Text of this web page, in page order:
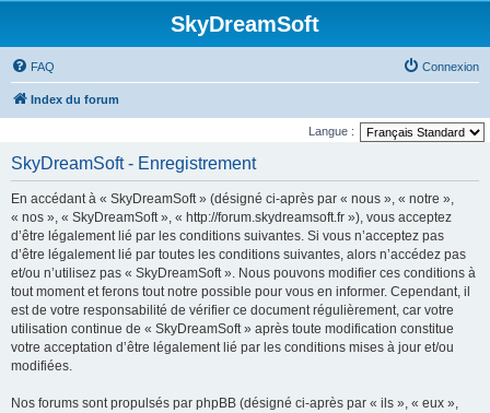
SkyDreamSoft
FAQ Connexion
Index du forum
Langue :
SkyDreamSoft - Enregistrement
En accédant à « SkyDreamSoft » (désigné ci-après par « nous », « notre »,
« nos », « SkyDreamSoft », « http://forum.skydreamsoft.fr »), vous acceptez
d’être légalement lié par les conditions suivantes. Si vous n’acceptez pas
d’être légalement lié par toutes les conditions suivantes, alors n’accédez pas
et/ou n’utilisez pas « SkyDreamSoft ». Nous pouvons modifier ces conditions à
tout moment et ferons tout notre possible pour vous en informer. Cependant, il
est de votre responsabilité de vérifier ce document régulièrement, car votre
utilisation continue de « SkyDreamSoft » après toute modification constitue
votre acceptation d’être légalement lié par les conditions mises à jour et/ou
modifiées.
Nos forums sont propulsés par phpBB (désigné ci-après par « ils », « eux »,